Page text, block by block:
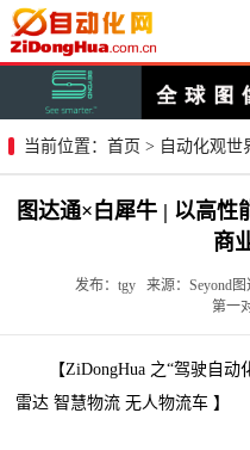
当前位置： 首页 > 自动化观世
图达通×白犀牛 | 以高性
商
发布：tgy 来源：Seyond
第一
【ZiDongHua 之“驾驶自动
雷达 智慧物流 无人物流车 】